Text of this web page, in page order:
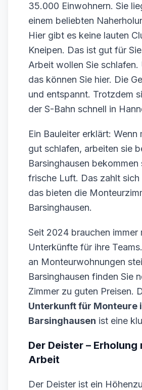
35.000 Einwohnern. Sie
einem beliebten
Hier gibt es keine lauten
Kneipen. Das ist gut für
Arbeit wollen Sie schlafen.
das können Sie hier. Die
und entspannt. Trotzdem
der S-Bahn schnell in
Ein Bauleiter erklärt: Wenn
gut schlafen, arbeiten sie
Barsinghausen bekommen
frische Luft. Das zahlt sich
das bieten die
Barsinghausen.
Seit 2024 brauchen immer
Unterkünfte für ihre
an Monteurwohnungen
Barsinghausen finden Sie
Zimmer zu guten Preisen.
Unterkunft für Monteure
Barsinghausen ist eine
Der Deister – Erholung
Arbeit
Der Deister ist ein